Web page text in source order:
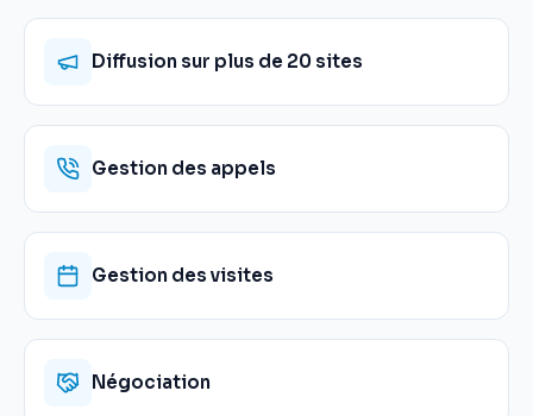
Diffusion sur plus de 20 sites
Gestion des appels
Gestion des visites
Négociation